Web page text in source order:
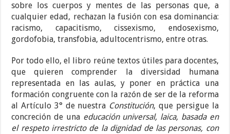
sobre los cuerpos y mentes de las personas que, a
cualquier edad, rechazan la fusión con esa dominancia:
racismo, capacitismo, cissexismo, endosexismo,
gordofobia, transfobia, adultocentrismo, entre otras.
Por todo ello, el libro reúne textos útiles para docentes,
que quieren comprender la diversidad humana
representada en las aulas, y poner en práctica una
formación congruente con la razón de ser de la reforma
al Artículo 3° de nuestra Constitución, que persigue la
concreción de una educación universal, laica, basada en
el respeto irrestricto de la dignidad de las personas, con